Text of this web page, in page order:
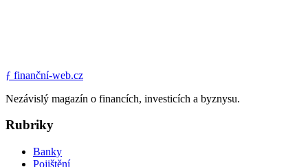
ƒ finanční-web.cz
Nezávislý magazín o financích, investicích a byznysu.
Rubriky
Banky
Pojištění